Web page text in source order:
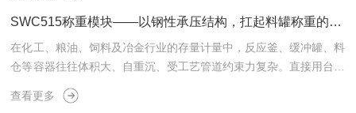
SWC515称重模块——以钢性承压结构，扛起料罐称重的“静载荷基石“
在化工、粮油、饲料及冶金行业的存量计量中，反应釜、缓冲罐、料
仓等容器往往体积大、自重沉、受工艺管道约束力复杂。直接用台秤
或地上衡称量既不现实也不安全。SWC515称重模块正是为解决这
一"容器称重"难题而设计：它将高精度电阻应变式传感器与承托压
查看更多